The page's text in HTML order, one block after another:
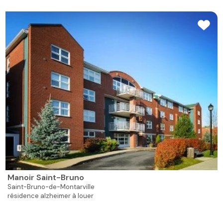
Manoir Saint-Bruno
Saint-Bruno-de-Montarville
résidence alzheimer à louer